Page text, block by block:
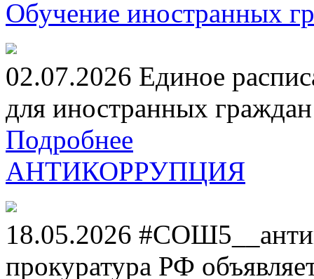
Обучение иностранных
02.07.2026 Единое
для иностранных
Подробнее
АНТИКОРРУПЦИЯ
18.05.2026
прокуратура РФ